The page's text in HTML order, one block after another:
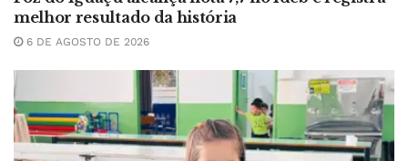
melhor resultado da história
6 DE AGOSTO DE 2026